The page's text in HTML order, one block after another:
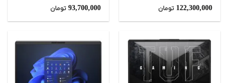
نمره
122,300,000 تومان نمره5.00
93,700,000 تومان